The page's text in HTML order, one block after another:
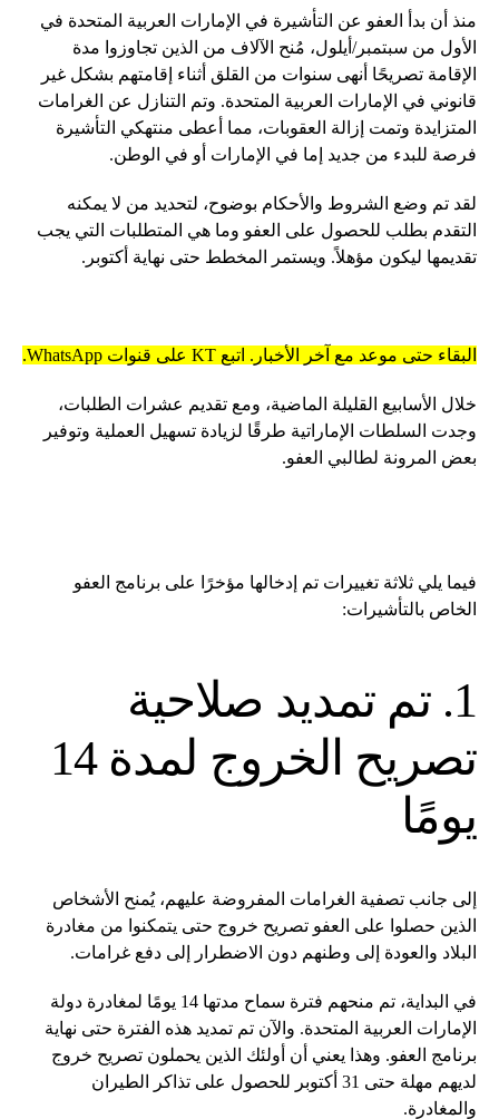
منذ أن بدأ العفو عن التأشيرة في الإمارات العربية المتحدة في
الأول من سبتمبر/أيلول، مُنح الآلاف من الذين تجاوزوا مدة
الإقامة تصريحًا أنهى سنوات من القلق أثناء إقامتهم بشكل غير
قانوني في الإمارات العربية المتحدة. وتم التنازل عن الغرامات
المتزايدة وتمت إزالة العقوبات، مما أعطى منتهكي التأشيرة
فرصة للبدء من جديد إما في الإمارات أو في الوطن.
لقد تم وضع الشروط والأحكام بوضوح، لتحديد من لا يمكنه
التقدم بطلب للحصول على العفو وما هي المتطلبات التي يجب
تقديمها ليكون مؤهلاً. ويستمر المخطط حتى نهاية أكتوبر.
البقاء حتى موعد مع آخر الأخبار. اتبع KT على قنوات WhatsApp.
خلال الأسابيع القليلة الماضية، ومع تقديم عشرات الطلبات،
وجدت السلطات الإماراتية طرقًا لزيادة تسهيل العملية وتوفير
بعض المرونة لطالبي العفو.
فيما يلي ثلاثة تغييرات تم إدخالها مؤخرًا على برنامج العفو
الخاص بالتأشيرات:
1. تم تمديد صلاحية
تصريح الخروج لمدة 14
يومًا
إلى جانب تصفية الغرامات المفروضة عليهم، يُمنح الأشخاص
الذين حصلوا على العفو تصريح خروج حتى يتمكنوا من مغادرة
البلاد والعودة إلى وطنهم دون الاضطرار إلى دفع غرامات.
في البداية، تم منحهم فترة سماح مدتها 14 يومًا لمغادرة دولة
الإمارات العربية المتحدة. والآن تم تمديد هذه الفترة حتى نهاية
برنامج العفو. وهذا يعني أن أولئك الذين يحملون تصريح خروج
لديهم مهلة حتى 31 أكتوبر للحصول على تذاكر الطيران
والمغادرة.